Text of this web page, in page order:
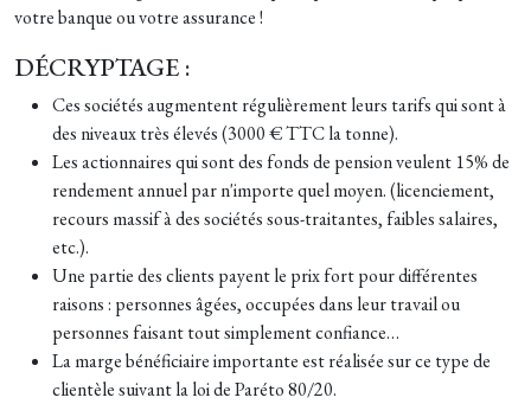
votre banque ou votre assurance !
DÉCRYPTAGE :
Ces sociétés augmentent régulièrement leurs tarifs qui sont à
des niveaux très élevés (3000 € TTC la tonne).
Les actionnaires qui sont des fonds de pension veulent 15% de
rendement annuel par n'importe quel moyen. (licenciement,
recours massif à des sociétés sous-traitantes, faibles salaires,
etc.).
Une partie des clients payent le prix fort pour différentes
raisons : personnes âgées, occupées dans leur travail ou
personnes faisant tout simplement confiance…
La marge bénéficiaire importante est réalisée sur ce type de
clientèle suivant la loi de Paréto 80/20.